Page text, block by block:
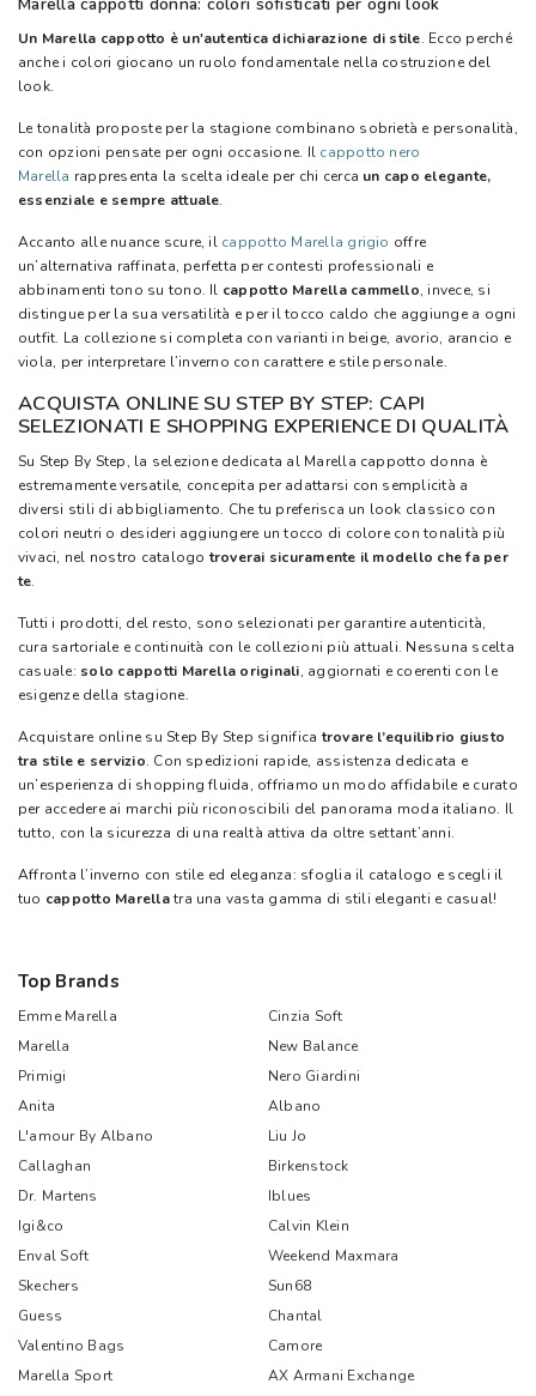
Un Marella cappotto è un'autentica dichiarazione di stile. Ecco perché
anche i colori giocano un ruolo fondamentale nella costruzione del
look.
Le tonalità proposte per la stagione combinano sobrietà e personalità,
con opzioni pensate per ogni occasione. Il cappotto nero
Marella rappresenta la scelta ideale per chi cerca un capo elegante,
essenziale e sempre attuale.
Accanto alle nuance scure, il cappotto Marella grigio offre
un’alternativa raffinata, perfetta per contesti professionali e
abbinamenti tono su tono. Il cappotto Marella cammello, invece, si
distingue per la sua versatilità e per il tocco caldo che aggiunge a ogni
outfit. La collezione si completa con varianti in beige, avorio, arancio e
viola, per interpretare l’inverno con carattere e stile personale.
ACQUISTA ONLINE SU STEP BY STEP: CAPI
SELEZIONATI E SHOPPING EXPERIENCE DI QUALITÀ
Su Step By Step, la selezione dedicata al Marella cappotto donna è
estremamente versatile, concepita per adattarsi con semplicità a
diversi stili di abbigliamento. Che tu preferisca un look classico con
colori neutri o desideri aggiungere un tocco di colore con tonalità più
vivaci, nel nostro catalogotroverai sicuramente il modello che fa per
te.
Tutti i prodotti, del resto, sono selezionati per garantire autenticità,
cura sartoriale e continuità con le collezioni più attuali. Nessuna scelta
casuale: solo cappotti Marella originali, aggiornati e coerenti con le
esigenze della stagione.
Acquistare online su Step By Step significatrovare l’equilibrio giusto
tra stile e servizio. Con spedizioni rapide, assistenza dedicata e
un’esperienza di shopping fluida, offriamo un modo affidabile e curato
per accedere ai marchi più riconoscibili del panorama moda italiano. Il
tutto, con la sicurezza di una realtà attiva da oltre settant’anni.
Affronta l’inverno con stile ed eleganza: sfoglia il catalogo e scegli il
tuo cappotto Marellatra una vasta gamma di stili eleganti e casual!
Top Brands
Emme Marella
Cinzia Soft
Marella
New Balance
Primigi
Nero Giardini
Anita
Albano
L'amour By Albano
Liu Jo
Callaghan
Birkenstock
Dr. Martens
Iblues
Igi&co
Calvin Klein
Enval Soft
Weekend Maxmara
Skechers
Sun68
Guess
Chantal
Valentino Bags
Camore
Marella Sport
AX Armani Exchange